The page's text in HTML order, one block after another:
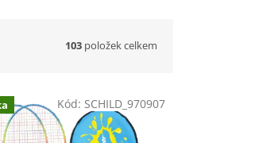
103 položek celkem
Kód: SCHILD_970907